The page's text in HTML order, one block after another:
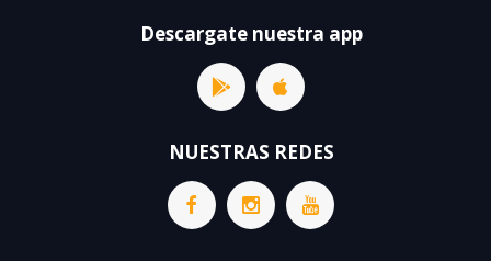
Descargate nuestra app
NUESTRAS REDES